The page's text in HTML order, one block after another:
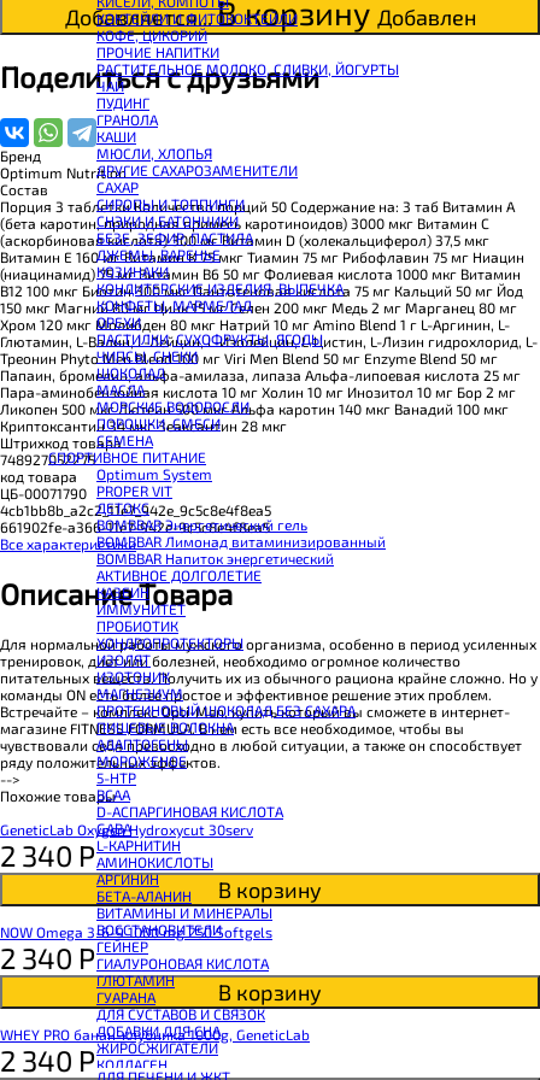
CHIKALAB Вафля двойная с начинкой
SNAQ FABRIQ Вафли с начинкой
SNAQ FABRIQ Хлебцы рисовые
SNAQ FABRIQ Батончик шоколадный без сахара Qwikler
SNAQ FABRIQ Батончик в шоколаде Coco
SNAQ FABRIQ Батончик в шоколаде Snaqer
КОКТЕЙЛИ И ФИТОКОКТЕЙЛИ
КОФЕ, ЦИКОРИЙ
ПРОЧИЕ НАПИТКИ
РАСТИТЕЛЬНОЕ МОЛОКО, СЛИВКИ, ЙОГУРТЫ
ЧАЙ
ПУДИНГ
ГРАНОЛА
КАШИ
МЮСЛИ, ХЛОПЬЯ
ДРУГИЕ САХАРОЗАМЕНИТЕЛИ
САХАР
СИРОПЫ И ТОППИНГИ
СНЭКИ И БАТОНЧИКИ
БЕЗЕ, ЗЕФИР, ПАСТИЛА
ДЖЕМЫ, ВАРЕНЬЕ
КОЗИНАКИ
КОНДИТЕРСКИЕ ИЗДЕЛИЯ, ВЫПЕЧКА
КОНФЕТЫ, МАРМЕЛАД
ОРЕХИ
ПАСТИЛКИ, СУХОФРУКТЫ, ЯГОДЫ
ЧИПСЫ, СНЕКИ
ШОКОЛАД
МАСЛА
МОРСКИЕ ВОДОРОСЛИ
ПОРОШКИ, СМЕСИ
СЕМЕНА
СПОРТИВНОЕ ПИТАНИЕ
Optimum System
PROPER VIT
ДЕТОКС
BOMBBAR Энергетический гель
BOMBBAR Лимонад витаминизированный
BOMBBAR Напиток энергетический
АКТИВНОЕ ДОЛГОЛЕТИЕ
КАЗЕИН
ИММУНИТЕТ
ПРОБИОТИК
ХОНДРОПРОТЕКТОРЫ
ИЗОЛЯТ
ИЗОТОНИК
МАГНЕЗИУМ
ПРОТЕИНОВЫЙ ШОКОЛАД БЕЗ САХАРА
ПИЩЕВЫЕ ВОЛОКНА
АДАПТОГЕНЫ
МОРОЖЕНОЕ
5-HTP
BCAA
D-АСПАРГИНОВАЯ КИСЛОТА
GABA
L-КАРНИТИН
АМИНОКИСЛОТЫ
АРГИНИН
БЕТА-АЛАНИН
ВИТАМИНЫ И МИНЕРАЛЫ
ВОССТАНОВИТЕЛИ
ГЕЙНЕР
ГИАЛУРОНОВАЯ КИСЛОТА
ГЛЮТАМИН
ГУАРАНА
ДЛЯ СУСТАВОВ И СВЯЗОК
ДОБАВКИ ДЛЯ СНА
ЖИРОСЖИГАТЕЛИ
КОЛЛАГЕН
ДЛЯ ПЕЧЕНИ И ЖКТ
Добавляется...В корзину Добавлен
Поделиться с друзьями
Бренд
Optimum Nutrition
Состав
Порция 3 таблетки Количество порций 50 Содержание на: 3 таб Витамин А
(бета каротин, природная примесь каротиноидов) 3000 мкг Витамин С
(аскорбиновая кислота) 300 мг Витамин D (холекальциферол) 37,5 мкг
Витамин E 160 мг Витамин К 75 мкг Тиамин 75 мг Рибофлавин 75 мг Ниацин
(ниацинамид) 75 мг Витамин B6 50 мг Фолиевая кислота 1000 мкг Витамин
B12 100 мкг Биотин 300 мкг Пантотеновая кислота 75 мг Кальций 50 мг Йод
150 мкг Магний 80 мг Цинк 15 мг Селен 200 мкг Медь 2 мг Марганец 80 мг
Хром 120 мкг Молибден 80 мкг Натрий 10 мг Amino Blend 1 г L-Аргинин, L-
Глютамин, L-Валин, L-Лейцин, L-Изолейцин, L-Цистин, L-Лизин гидрохлорид, L-
Треонин Phyto Men Blend 100 мг Viri Men Blend 50 мг Enzyme Blend 50 мг
Папаин, бромелин, альфа-амилаза, липаза Альфа-липоевая кислота 25 мг
Пара-аминобензойная кислота 10 мг Холин 10 мг Инозитол 10 мг Бор 2 мг
Ликопен 500 мкг Лютеин 500 мкг Альфа каротин 140 мкг Ванадий 100 мкг
Криптоксантин 34 мкг Зеаксантин 28 мкг
Штрихкод товара
748927052275
код товара
ЦБ-00071790
4cb1bb8b_a2c2_11e7_942e_9c5c8e4f8ea5
661902fe-a366-11e7-942e-9c5c8e4f8ea5
Все характеристики
Описание Товара
Для нормальной работы мужского организма, особенно в период усиленных
тренировок, диет или болезней, необходимо огромное количество
питательных веществ. Получить их из обычного рациона крайне сложно. Но у
команды ON есть более простое и эффективное решение этих проблем.
Встречайте – комплекс Opti-Men, купить который вы сможете в интернет-
магазине FITNESS FORMULA. В нем есть все необходимое, чтобы вы
чувствовали себя превосходно в любой ситуации, а также он способствует
ряду положительных эффектов.
-->
Похожие товары
GeneticLab Oxygen Hydroxycut 30serv
2 340 Р
В корзину
NOW Omega 3-6-9 1000 mg 250 Softgels
2 340 Р
В корзину
WHEY PRO банан-клубника 1000g, GeneticLab
2 340 Р